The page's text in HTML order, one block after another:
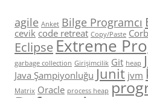
agile Anket Bilge Programcı
cevik code retreat Copy/Paste
Eclipse Extreme
garbage collection Girişimcilik Git heap
Java Şampiyonluğu Junit jvm
Matrix Oracle process heap